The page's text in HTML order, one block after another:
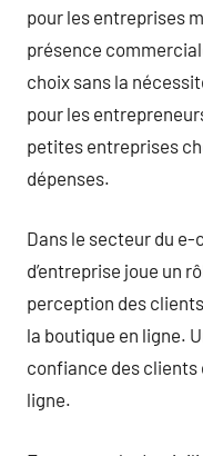
pour les entreprises
présence
choix sans la
pour les
petites entreprises
dépenses.
Dans le secteur du
d’entreprise joue un
perception des
la boutique en ligne.
confiance des
ligne.